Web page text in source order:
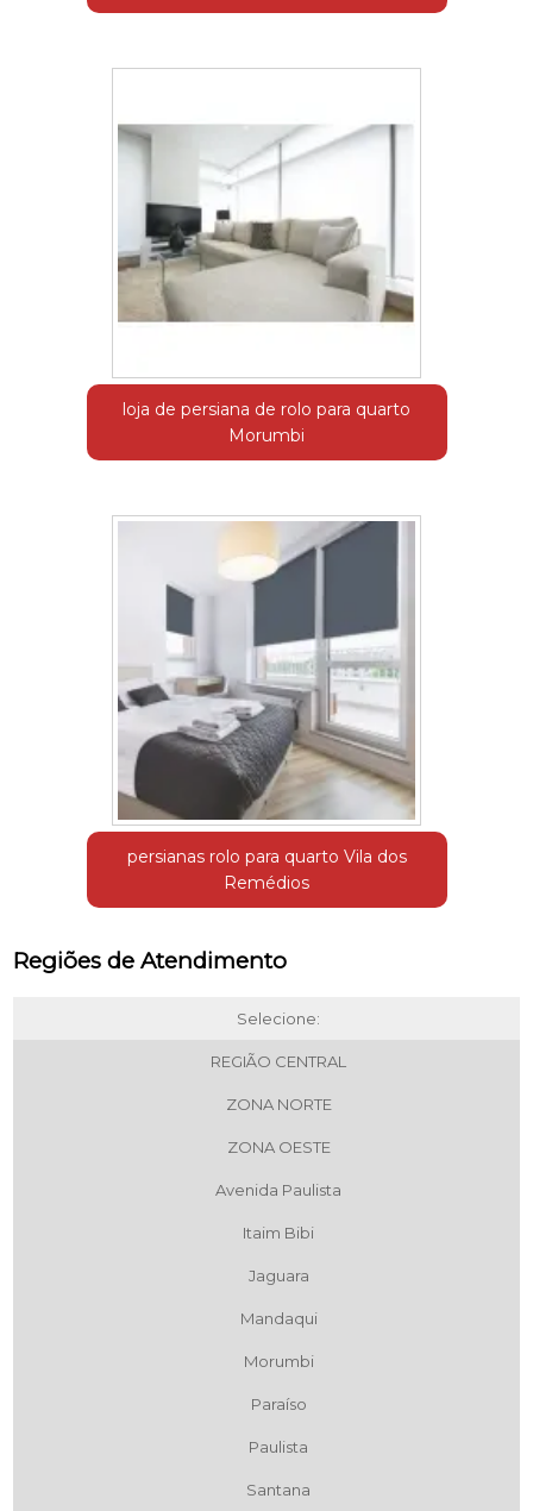
loja de persiana de rolo para quarto
Morumbi
persianas rolo para quarto Vila dos
Remédios
Regiões de Atendimento
Selecione:
REGIÃO CENTRAL
ZONA NORTE
ZONA OESTE
Avenida Paulista
Itaim Bibi
Jaguara
Mandaqui
Morumbi
Paraíso
Paulista
Santana